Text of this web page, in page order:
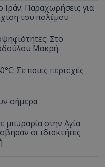
Ιράν: Παραχωρήσεις για
του πολέμου
Στο
Μακρή
Σε ποιες περιοχές
σήμερα
μπυραρία στην Αγία
οι ιδιοκτήτες